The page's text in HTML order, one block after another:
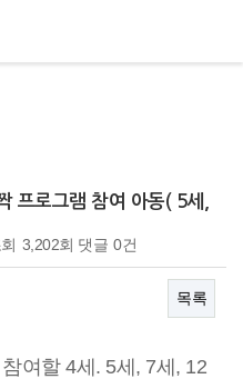
프로그램 참여 아동( 5세,
3,202회 댓글 0건
목록
여할 4세. 5세, 7세, 12